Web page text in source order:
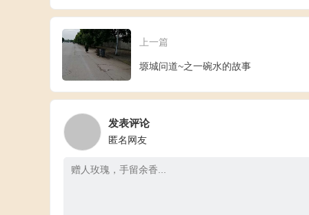
上一篇
塬城问道~之一碗水的故事
发表评论
匿名网友